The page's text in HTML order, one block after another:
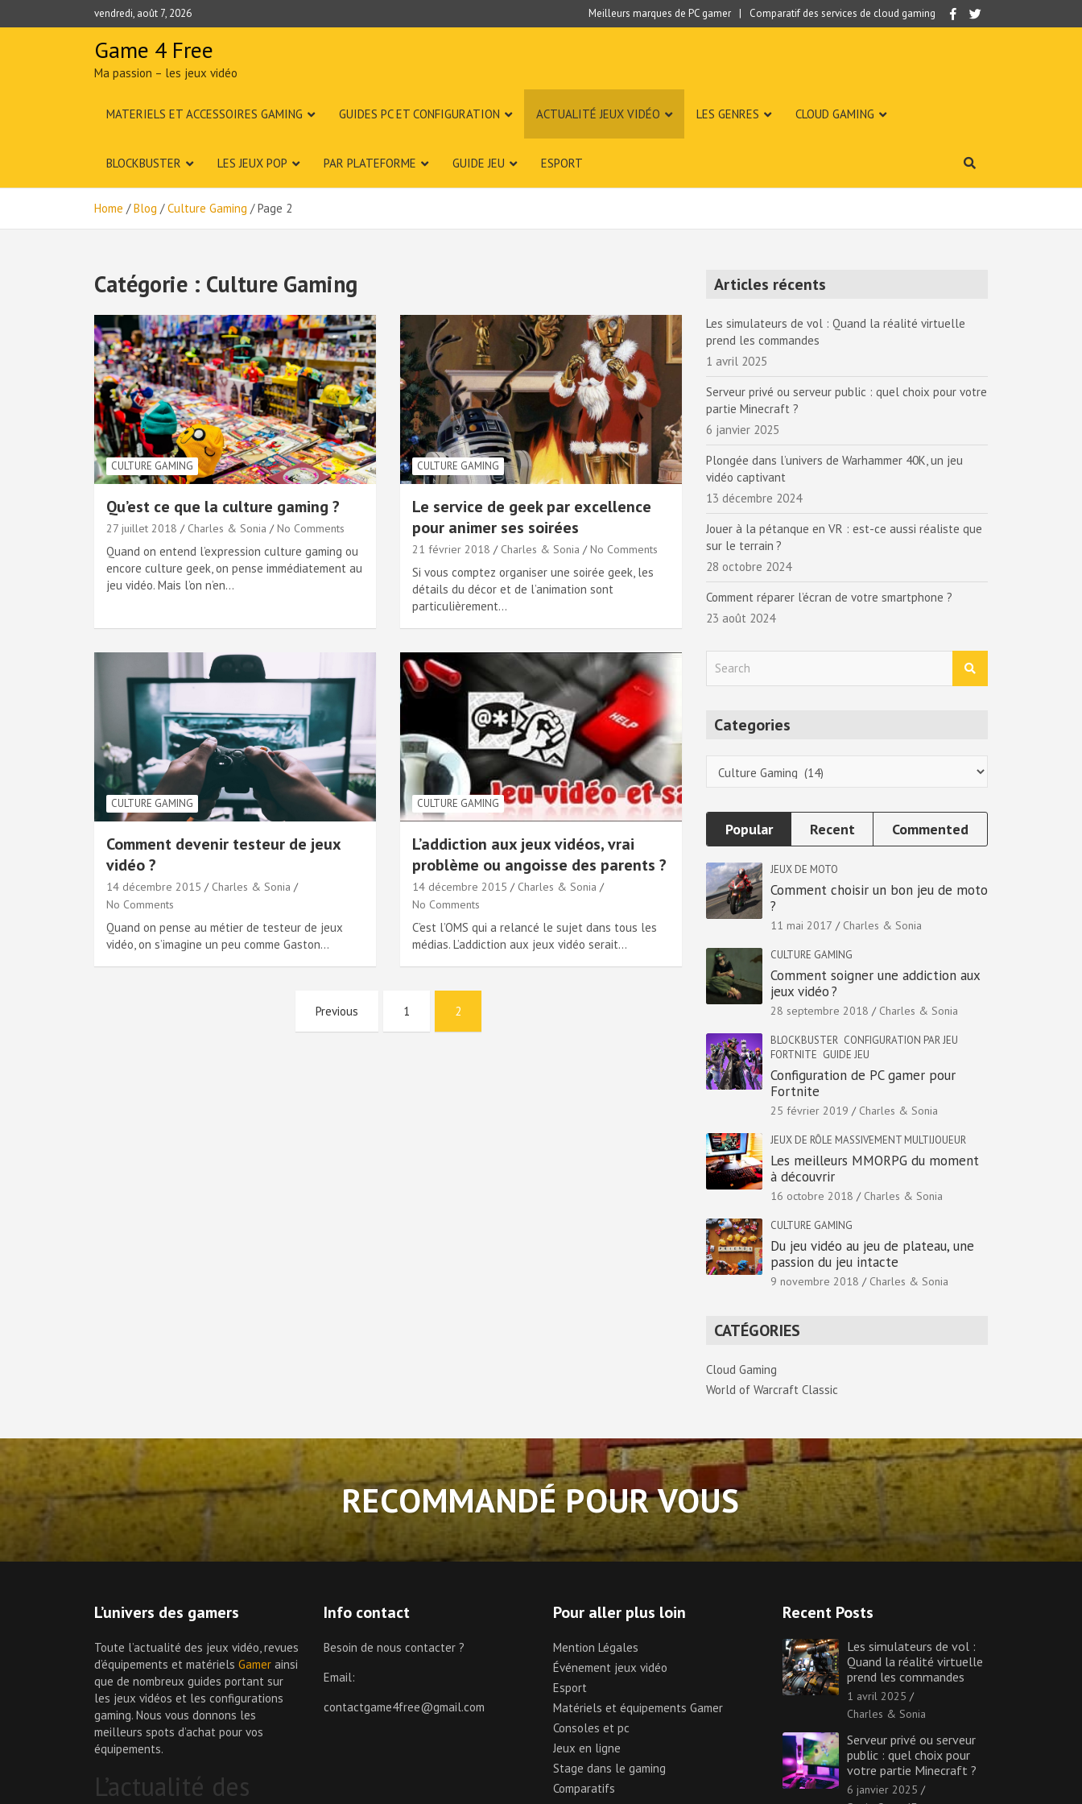
to
vendredi, août 7, 2026 Meilleurs marques de PC gamer Comparatif des services de cloud gaming
Game 4 Free
Ma passion – les jeux vidéo
MATERIELS ET ACCESSOIRES GAMING GUIDES PC ET CONFIGURATION ACTUALITÉ JEUX VIDÉO LES GENRES CLOUD GAMING
BLOCKBUSTER LES JEUX POP PAR PLATEFORME GUIDE JEU ESPORT
Home Blog Culture Gaming Page 2
Catégorie : Culture Gaming
CULTURE GAMING
Qu’est ce que la culture gaming ?
27 juillet 2018 Charles & Sonia No Comments
Quand on entend l’expression culture gaming ou
encore culture geek, on pense immédiatement au
jeu vidéo. Mais l’on n’en…
CULTURE GAMING
Le service de geek par excellence
pour animer ses soirées
21 février 2018 Charles & Sonia No Comments
Si vous comptez organiser une soirée geek, les
détails du décor et de l’animation sont
particulièrement…
CULTURE GAMING
Comment devenir testeur de jeux
vidéo ?
14 décembre 2015
Charles & Sonia
No Comments
Quand on pense au métier de testeur de jeux
vidéo, on s’imagine un peu comme Gaston…
CULTURE GAMING
L’addiction aux jeux vidéos, vrai
problème ou angoisse des parents ?
14 décembre 2015
Charles & Sonia
No Comments
C’est l’OMS qui a relancé le sujet dans tous les
médias. L’addiction aux jeux vidéo serait…
Previous 1 2
Articles récents
Les simulateurs de vol : Quand la réalité virtuelle
prend les commandes
1 avril 2025
Serveur privé ou serveur public : quel choix pour votre
partie Minecraft ?
6 janvier 2025
Plongée dans l’univers de Warhammer 40K, un jeu
vidéo captivant
13 décembre 2024
Jouer à la pétanque en VR : est-ce aussi réaliste que
sur le terrain ?
28 octobre 2024
Comment réparer l’écran de votre smartphone ?
23 août 2024
Categories
Popular Recent Commented
JEUX DE MOTO
Comment choisir un bon jeu de moto
?
11 mai 2017 Charles & Sonia
CULTURE GAMING
Comment soigner une addiction aux
jeux vidéo ?
28 septembre 2018 Charles & Sonia
BLOCKBUSTER CONFIGURATION PAR JEU
FORTNITE GUIDE JEU
Configuration de PC gamer pour
Fortnite
25 février 2019 Charles & Sonia
JEUX DE RÔLE MASSIVEMENT MULTIJOUEUR
Les meilleurs MMORPG du moment
à découvrir
16 octobre 2018 Charles & Sonia
CULTURE GAMING
Du jeu vidéo au jeu de plateau, une
passion du jeu intacte
9 novembre 2018 Charles & Sonia
CATÉGORIES
Cloud Gaming
World of Warcraft Classic
RECOMMANDÉ POUR VOUS
L’univers des gamers
Toute l’actualité des jeux vidéo, revues
d’équipements et matériels Gamer ainsi
que de nombreux guides portant sur
les jeux vidéos et les configurations
gaming. Nous vous donnons les
meilleurs spots d’achat pour vos
équipements.
L’actualité des
Info contact
Besoin de nous contacter ?
Email:
contactgame4free@gmail.com
Pour aller plus loin
Mention Légales
Événement jeux vidéo
Esport
Matériels et équipements Gamer
Consoles et pc
Jeux en ligne
Stage dans le gaming
Comparatifs
Recent Posts
Les simulateurs de vol :
Quand la réalité virtuelle
prend les commandes
1 avril 2025
Charles & Sonia
Serveur privé ou serveur
public : quel choix pour
votre partie Minecraft ?
6 janvier 2025